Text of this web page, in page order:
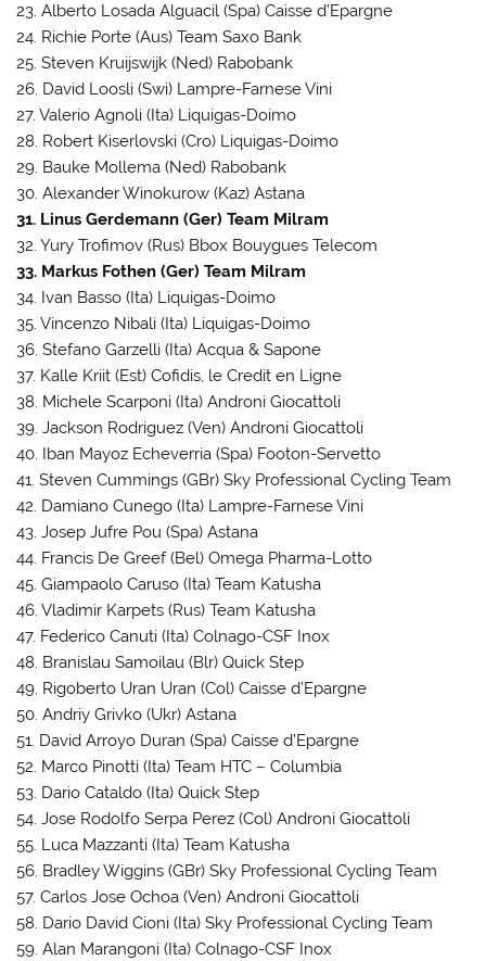
23. Alberto Losada Alguacil (Spa) Caisse d’Epargne
24. Richie Porte (Aus) Team Saxo Bank
25. Steven Kruijswijk (Ned) Rabobank
26. David Loosli (Swi) Lampre-Farnese Vini
27. Valerio Agnoli (Ita) Liquigas-Doimo
28. Robert Kiserlovski (Cro) Liquigas-Doimo
29. Bauke Mollema (Ned) Rabobank
30. Alexander Winokurow (Kaz) Astana
31. Linus Gerdemann (Ger) Team Milram
32. Yury Trofimov (Rus) Bbox Bouygues Telecom
33. Markus Fothen (Ger) Team Milram
34. Ivan Basso (Ita) Liquigas-Doimo
35. Vincenzo Nibali (Ita) Liquigas-Doimo
36. Stefano Garzelli (Ita) Acqua & Sapone
37. Kalle Kriit (Est) Cofidis, le Credit en Ligne
38. Michele Scarponi (Ita) Androni Giocattoli
39. Jackson Rodriguez (Ven) Androni Giocattoli
40. Iban Mayoz Echeverria (Spa) Footon-Servetto
41. Steven Cummings (GBr) Sky Professional Cycling Team
42. Damiano Cunego (Ita) Lampre-Farnese Vini
43. Josep Jufre Pou (Spa) Astana
44. Francis De Greef (Bel) Omega Pharma-Lotto
45. Giampaolo Caruso (Ita) Team Katusha
46. Vladimir Karpets (Rus) Team Katusha
47. Federico Canuti (Ita) Colnago-CSF Inox
48. Branislau Samoilau (Blr) Quick Step
49. Rigoberto Uran Uran (Col) Caisse d’Epargne
50. Andriy Grivko (Ukr) Astana
51. David Arroyo Duran (Spa) Caisse d’Epargne
52. Marco Pinotti (Ita) Team HTC – Columbia
53. Dario Cataldo (Ita) Quick Step
54. Jose Rodolfo Serpa Perez (Col) Androni Giocattoli
55. Luca Mazzanti (Ita) Team Katusha
56. Bradley Wiggins (GBr) Sky Professional Cycling Team
57. Carlos Jose Ochoa (Ven) Androni Giocattoli
58. Dario David Cioni (Ita) Sky Professional Cycling Team
59. Alan Marangoni (Ita) Colnago-CSF Inox